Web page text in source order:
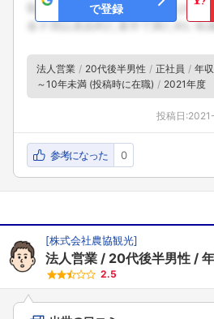
フォローし
で登録
法人営業 20代後半男性 正社員 年
～10年未満 (投稿時に在職)
2021年度
投稿日:
参考になった 0
[株式会社農協観光]
法人営業 20代後半男性
2.5